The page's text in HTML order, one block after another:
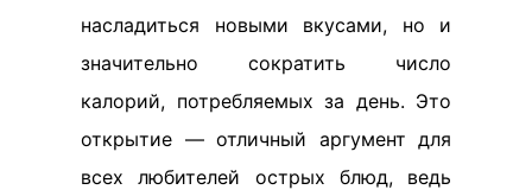
насладиться новыми вкусами, но и
значительно сократить число
калорий, потребляемых за день. Это
открытие — отличный аргумент для
всех любителей острых блюд, ведь